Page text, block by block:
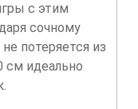
с этим
сочному
потеряется из
см идеально